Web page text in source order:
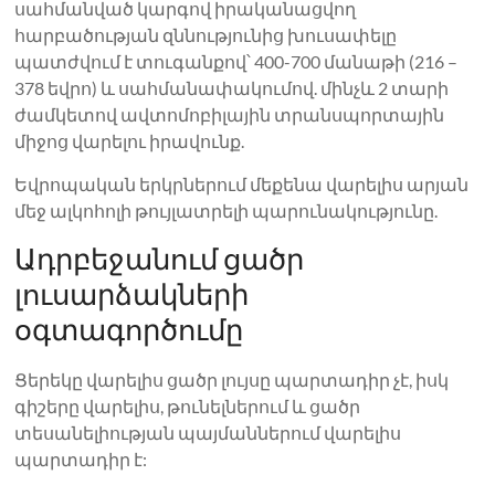
սահմանված կարգով իրականացվող
հարբածության զննությունից խուսափելը
պատժվում է տուգանքով՝ 400-700 մանաթի (216 –
378 եվրո) և սահմանափակումով. մինչև 2 տարի
ժամկետով ավտոմոբիլային տրանսպորտային
միջոց վարելու իրավունք.
Եվրոպական երկրներում մեքենա վարելիս արյան
մեջ ալկոհոլի թույլատրելի պարունակությունը.
Ադրբեջանում ցածր
լուսարձակների
օգտագործումը
Ցերեկը վարելիս ցածր լույսը պարտադիր չէ, իսկ
գիշերը վարելիս, թունելներում և ցածր
տեսանելիության պայմաններում վարելիս
պարտադիր է: